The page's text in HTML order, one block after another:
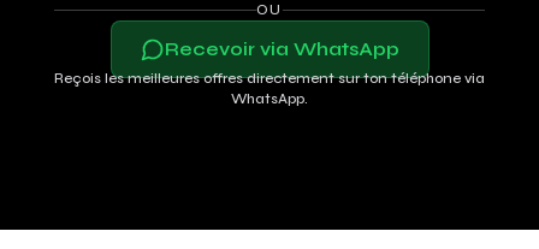
OU
Recevoir via WhatsApp
Reçois les meilleures offres directement sur ton téléphone via
WhatsApp.